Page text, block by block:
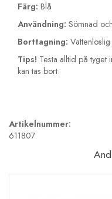
Färg: Blå
Användning: Sömnad
Borttagning: Vattenlöslig
Tips! Testa alltid på tyget
kan tas bort.
Artikelnummer:
611807